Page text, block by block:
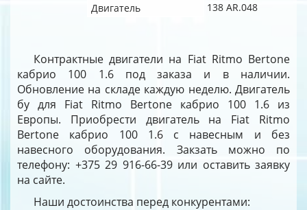
Двигатель
138 AR.048
Контрактные двигатели на Fiat Ritmo Bertone
кабрио 100 1.6 под заказа и в наличии.
Обновление на складе каждую неделю. Двигатель
бу для Fiat Ritmo Bertone кабрио 100 1.6 из
Европы. Приобрести двигатель на Fiat Ritmo
Bertone кабрио 100 1.6 с навесным и без
навесного оборудования. Закзать можно по
телефону: +375 29 916-66-39 или оставить заявку
на сайте.
Наши достоинства перед конкурентами: